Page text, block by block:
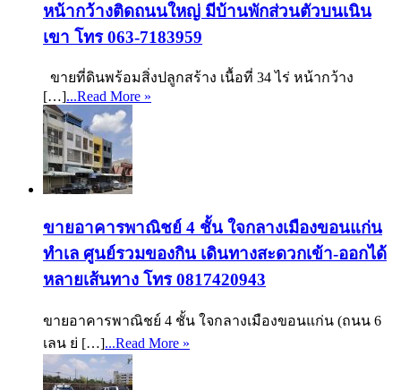
หน้ากว้างติดถนนใหญ่ มีบ้านพักส่วนตัวบนเนิน
เขา โทร 063-7183959
ขายที่ดินพร้อมสิ่งปลูกสร้าง เนื้อที่ 34 ไร่ หน้ากว้าง
[…]...Read More »
ขายอาคารพาณิชย์ 4 ชั้น ใจกลางเมืองขอนแก่น
ทำเล ศูนย์รวมของกิน เดินทางสะดวกเข้า-ออกได้
หลายเส้นทาง โทร 0817420943
ขายอาคารพาณิชย์ 4 ชั้น ใจกลางเมืองขอนแก่น (ถนน 6
เลน ย่ […]...Read More »